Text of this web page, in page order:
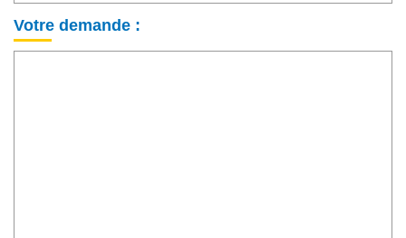
Votre demande :